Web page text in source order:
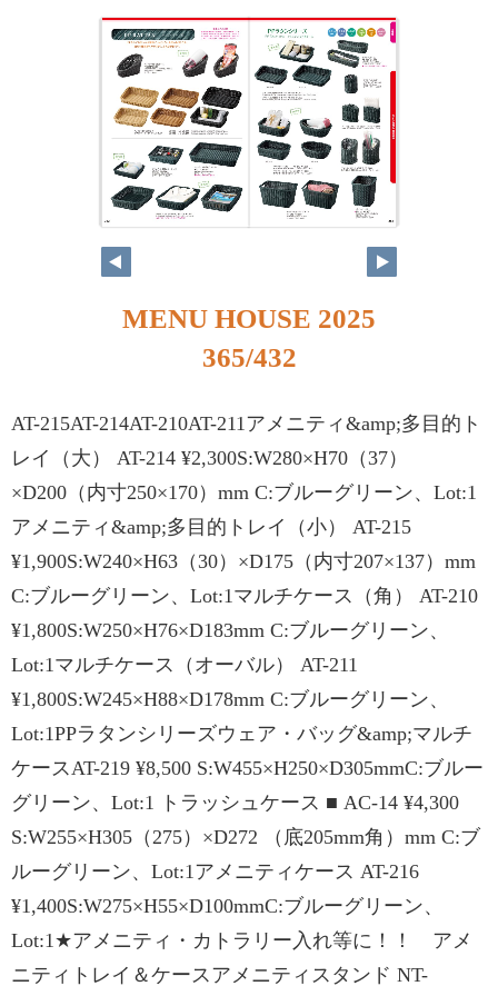
MENU HOUSE 2025
365/432
AT-215AT-214AT-210AT-211アメニティ&amp;多目的ト
レイ（大） AT-214 ¥2,300S:W280×H70（37）
×D200（内寸250×170）mm C:ブルーグリーン、Lot:1
アメニティ&amp;多目的トレイ（小） AT-215
¥1,900S:W240×H63（30）×D175（内寸207×137）mm
C:ブルーグリーン、Lot:1マルチケース（角） AT-210
¥1,800S:W250×H76×D183mm C:ブルーグリーン、
Lot:1マルチケース（オーバル） AT-211
¥1,800S:W245×H88×D178mm C:ブルーグリーン、
Lot:1PPラタンシリーズウェア・バッグ&amp;マルチ
ケースAT-219 ¥8,500 S:W455×H250×D305mmC:ブルー
グリーン、Lot:1 トラッシュケース ■ AC-14 ¥4,300
S:W255×H305（275）×D272 （底205mm角）mm C:ブ
ルーグリーン、Lot:1アメニティケース AT-216
¥1,400S:W275×H55×D100mmC:ブルーグリーン、
Lot:1★アメニティ・カトラリー入れ等に！！ アメ
ニティトレイ＆ケースアメニティスタンド NT-